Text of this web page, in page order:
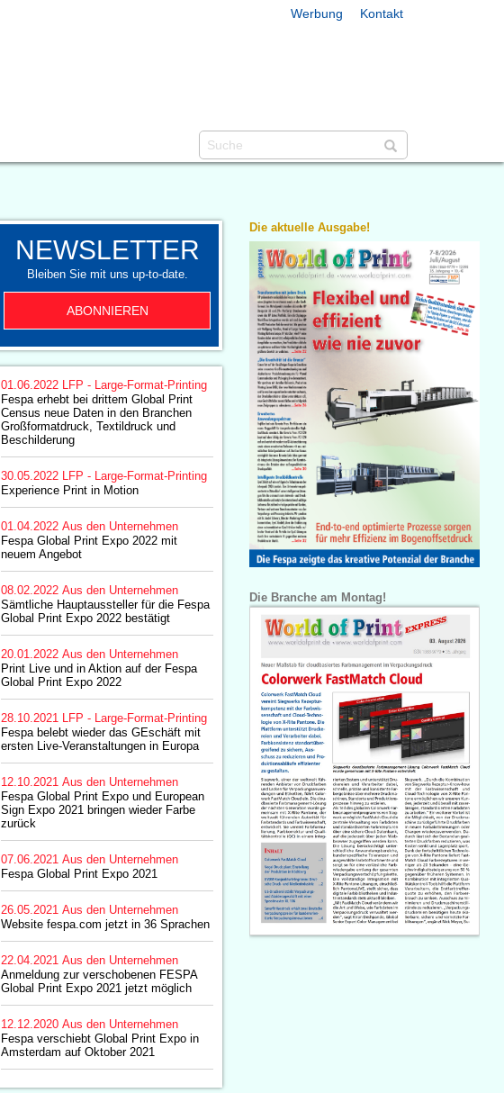
Werbung Kontakt
NEWSLETTER
Bleiben Sie mit uns up-to-date.
ABONNIEREN
01.06.2022
LFP - Large-Format-Printing
Fespa erhebt bei drittem Global Print
Census neue Daten in den Branchen
Großformatdruck, Textildruck und
Beschilderung
30.05.2022
LFP - Large-Format-Printing
Experience Print in Motion
01.04.2022 Aus den Unternehmen
Fespa Global Print Expo 2022 mit
neuem Angebot
08.02.2022 Aus den Unternehmen
Sämtliche Hauptaussteller für die Fespa
Global Print Expo 2022 bestätigt
20.01.2022 Aus den Unternehmen
Print Live und in Aktion auf der Fespa
Global Print Expo 2022
28.10.2021
LFP - Large-Format-Printing
Fespa belebt wieder das GEschäft mit
ersten Live-Veranstaltungen in Europa
12.10.2021 Aus den Unternehmen
Fespa Global Print Expo und European
Sign Expo 2021 bringen wieder Farbe
zurück
07.06.2021 Aus den Unternehmen
Fespa Global Print Expo 2021
26.05.2021 Aus den Unternehmen
Website fespa.com jetzt in 36 Sprachen
22.04.2021 Aus den Unternehmen
Anmeldung zur verschobenen FESPA
Global Print Expo 2021 jetzt möglich
12.12.2020 Aus den Unternehmen
Fespa verschiebt Global Print Expo in
Amsterdam auf Oktober 2021
Die aktuelle Ausgabe!
Die Branche am Montag!